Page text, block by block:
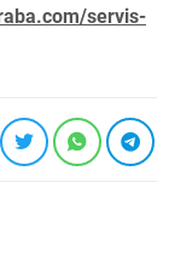
servis-